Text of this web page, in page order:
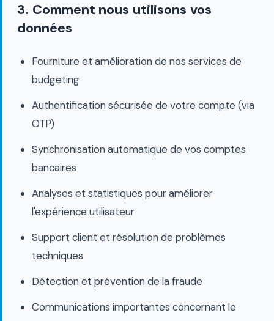
3. Comment nous utilisons vos
données
Fourniture et amélioration de nos services de
budgeting
Authentification sécurisée de votre compte (via
OTP)
Synchronisation automatique de vos comptes
bancaires
Analyses et statistiques pour améliorer
l'expérience utilisateur
Support client et résolution de problèmes
techniques
Détection et prévention de la fraude
Communications importantes concernant le